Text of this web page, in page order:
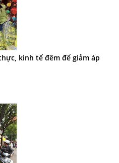
kinh tế đêm để giảm áp